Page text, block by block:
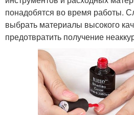
понадобятся во время работы.
выбрать материалы высокого
предотвратить получение